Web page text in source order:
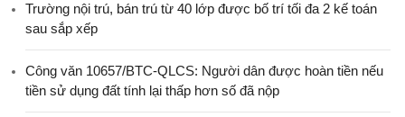
Trường nội trú, bán trú từ 40 lớp được bố trí tối đa 2 kế toán
sau sắp xếp
Công văn 10657/BTC-QLCS: Người dân được hoàn tiền nếu
tiền sử dụng đất tính lại thấp hơn số đã nộp